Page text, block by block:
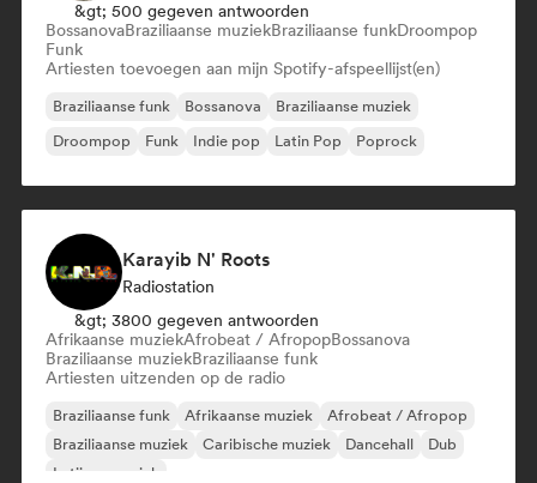
&gt; 500 gegeven antwoorden
BossanovaBraziliaanse muziekBraziliaanse funkDroompop
Funk
Artiesten toevoegen aan mijn Spotify-afspeellijst(en)
Braziliaanse funk Bossanova
Braziliaanse muziek
Droompop
Funk Indie pop Latin Pop Poprock
Karayib N' Roots
Radiostation
&gt; 3800 gegeven antwoorden
Afrikaanse muziekAfrobeat / AfropopBossanova
Braziliaanse muziekBraziliaanse funk
Artiesten uitzenden op de radio
Braziliaanse funk Afrikaanse muziek
Afrobeat / Afropop
Braziliaanse muziek
Caribische muziek Dancehall
Dub
Latijnse muziek